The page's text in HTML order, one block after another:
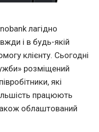
лагідно
і в будь-якій
клієнту. Сьогодні
розміщений
які
працюють
облаштований